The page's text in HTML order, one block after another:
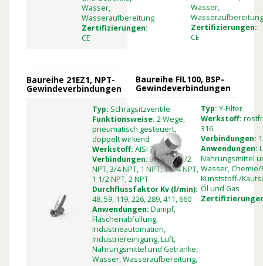
Wasser,
Wasseraufbereitung
Zertifizierungen:
CE
Wasser,
Zertifizierungen:
CE
Baureihe 21EZ1, NPT-
Gewindeverbindungen
Typ: Schrägsitzventile
Funktionsweise: 2 Wege,
pneumatisch gesteuert,
doppelt wirkend
Werkstoff: AISI 304
Verbindungen: 3/8 NPT, 1/2
NPT, 3/4 NPT, 1 NPT, 1 1/4 NPT,
1 1/2 NPT, 2 NPT
Durchflussfaktor Kv (l/min):
48, 59, 119, 226, 289, 411, 660
Anwendungen: Dampf,
Flaschenabfüllung,
Industrieautomation,
Industriereinigung, Luft,
Nahrungsmittel und Getränke,
Wasser, Wasseraufbereitung,
Baureihe FIL100, BSP-
Gewindeverbindungen
Typ: Y-Filter
Werkstoff:
316
Verbindungen:
Anwendungen:
Nahrungsmittel
Wasser,
Kunststoff-/
Öl und Gas